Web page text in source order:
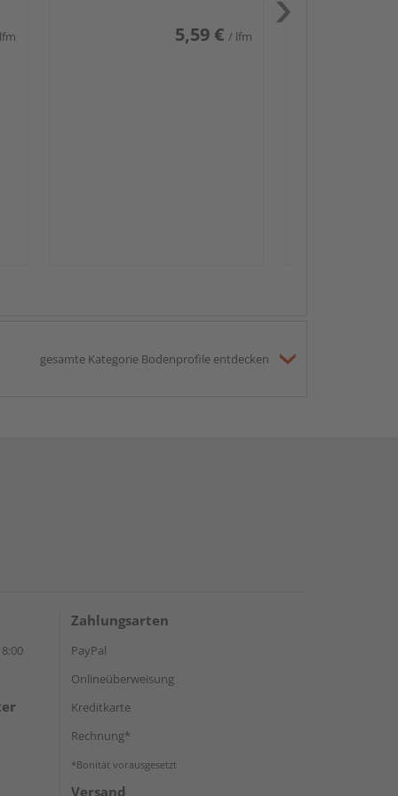
5,59 € / lfm
gesamte Kategorie Bodenprofile entdecken
Zahlungsarten
PayPal
Onlineüberweisung
Kreditkarte
Rechnung*
*Bonität vorausgesetzt
Versand